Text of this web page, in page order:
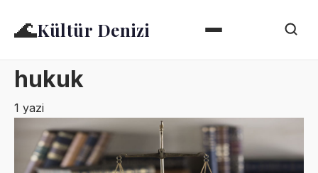
🌊Kültür Denizi
hukuk
1 yazi